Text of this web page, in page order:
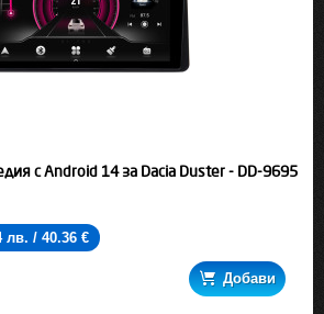
с Android 14 за Dacia Duster - DD-9695
лв. / 40.36 €
Добави